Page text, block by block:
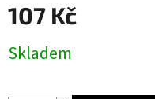
107 Kč
cena:
Skladem